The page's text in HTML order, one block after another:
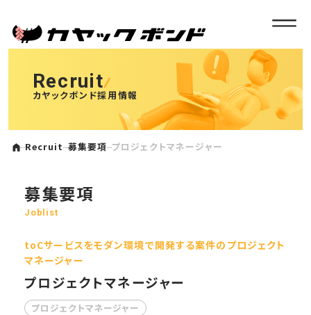
Recruit
カヤックボンド採用情報
Recruit 募集要項 プロジェクトマネージャー
募集要項
Joblist
toCサービスをモダン環境で開発する案件のプロジェクト
マネージャー
プロジェクトマネージャー
プロジェクトマネージャー